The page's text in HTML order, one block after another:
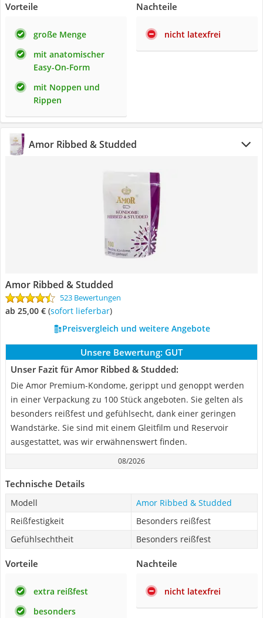
Vorteile
große Menge
mit anatomischer
Easy-On-Form
mit Noppen und
Rippen
Nachteile
nicht latexfrei
Amor Ribbed & Studded
Amor Ribbed & Studded
523 Bewertungen
ab 25,00 € ( Sofort lieferbar)
Preisvergleich und weitere Angebote
Unsere Bewertung: GUT
Unser Fazit für Amor Ribbed & Studded:
Die Amor Premium-Kondome, gerippt und genoppt werden
in einer Verpackung zu 100 Stück angeboten. Sie gelten als
besonders reißfest und gefühlsecht, dank einer geringen
Wandstärke. Sie sind mit einem Gleitfilm und Reservoir
ausgestattet, was wir erwähnenswert finden.
08/2026
Technische Details
Modell
Amor Ribbed & Studded
Reißfestigkeit
Besonders reißfest
Gefühlsechtheit
Besonders reißfest
Vorteile
extra reißfest
besonders
Nachteile
nicht latexfrei